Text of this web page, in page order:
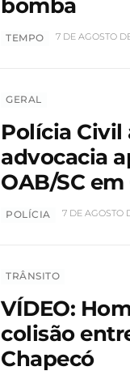
bomba
TEMPO 7 DE AGOSTO
GERAL
Polícia
advocacia
OAB/SC
POLÍCIA 7 DE AGOSTO
TRÂNSITO
VÍDEO:
colisão
Chapecó